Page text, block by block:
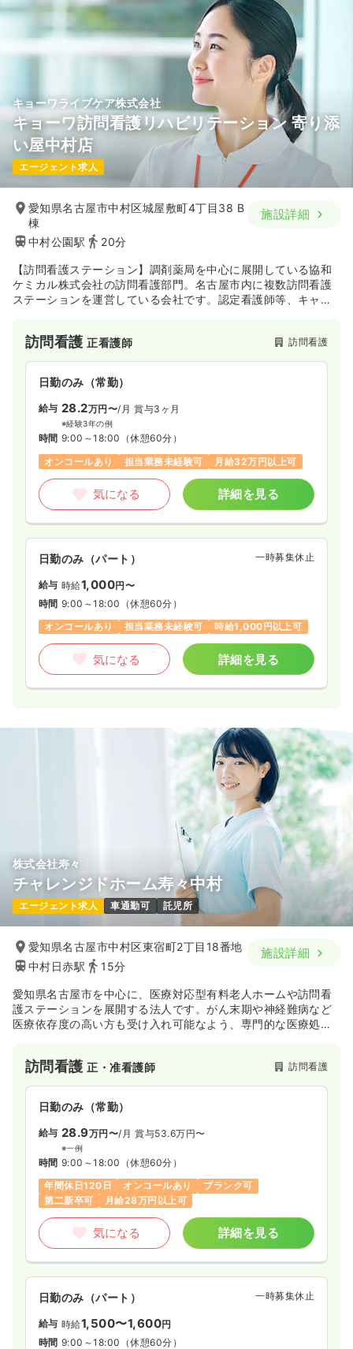
キョーワライブケア株式会社
キョーワ訪問看護リハビリテーション 寄り添
い屋中村店
エージェント求人
愛知県名古屋市中村区城屋敷町4丁目38 B
棟
中村公園駅
20分
施設詳細
【訪問看護ステーション】調剤薬局を中心に展開している協和
ケミカル株式会社の訪問看護部門。名古屋市内に複数訪問看護
ステーションを運営している会社です。認定看護師等、キャリ
ています。パパ・ママスタッフも多く、ライフプラン・キャリ
アプランに応じた働き方を選べることが出来る職場です。
訪問看護正看護師 訪問看護
日勤のみ（常勤）
給与 28.2万円〜/月 賞与3ヶ月
※経験3年の例
時間 9:00～18:00 （休憩60分）
オンコールあり
担当業務未経験可 月給32万円以上可
気になる 詳細を見る
日勤のみ（パート） 一時募集休止
給与 時給1,000円〜
時間 9:00～18:00 （休憩60分）
オンコールあり
担当業務未経験可 時給1,000円以上可
気になる 詳細を見る
株式会社寿々
チャレンジドホーム寿々中村
エージェント求人 車通勤可 託児所
愛知県名古屋市中村区東宿町2丁目18番地
中村日赤駅
15分
施設詳細
愛知県名古屋市を中心に、医療対応型有料老人ホームや訪問看
護ステーションを展開する法人です。がん末期や神経難病など
医療依存度の高い方も受け入れ可能なよう、専門的な医療処置
尊重し、病院と在宅の良さを併せ持つ環境で、「生きる喜び」
を最期まで支える看護を提供しています。
訪問看護正・准看護師 訪問看護
日勤のみ（常勤）
給与 28.9万円〜/月 賞与53.6万円〜
※一例
時間 9:00～18:00 （休憩60分）
年間休日120日
オンコールあり
ブランク可
第二新卒可
月給28万円以上可
気になる 詳細を見る
日勤のみ（パート） 一時募集休止
給与 時給1,500〜1,600円
時間 9:00～18:00 （休憩60分）